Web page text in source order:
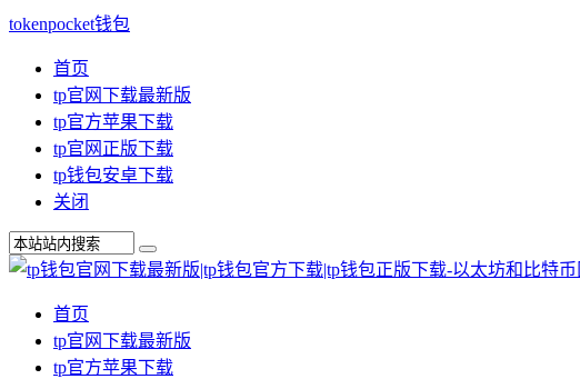
tokenpocket钱包
首页
tp官网下载最新版
tp官方苹果下载
tp官网正版下载
tp钱包安卓下载
关闭
首页
tp官网下载最新版
tp官方苹果下载